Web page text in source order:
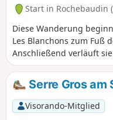
Start in Rochebaudin
Diese Wanderung
Les Blanchons zum Fuß
Anschließend verläuft
Bisquerle, führt am Pied
nach Eyzahut) und trifft
über den man auf
von Viarrand zum Dorf
Serre Gros
Visorando-Mitglied